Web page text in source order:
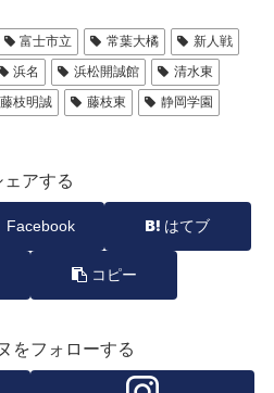
富士市立 常葉大橘
新人戦
浜名 浜松開誠館
清水東
藤枝明誠 藤枝東
静岡学園
ェアする
Facebook はてブ
コピー
をフォローする